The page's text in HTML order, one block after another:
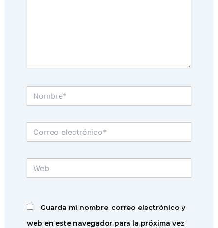
Nombre*
Correo
electrónico*
Web
Guarda mi nombre, correo electrónico y
web en este navegador para la próxima vez